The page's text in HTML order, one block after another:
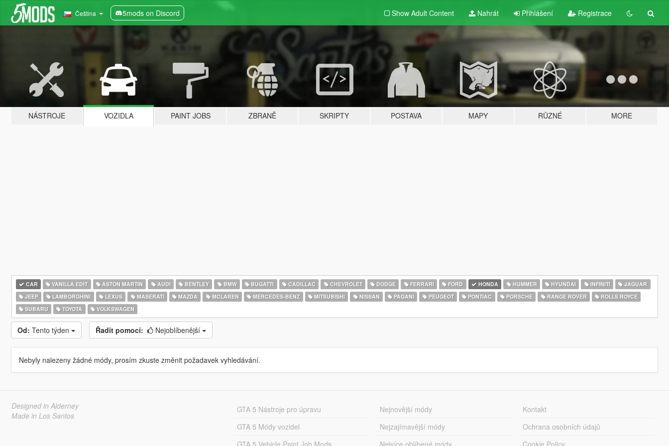
Čeština 5mods on Discord Show Adult Content Nahrát Přihlášení Registrace
NÁSTROJE VOZIDLA PAINT JOBS ZBRANĚ SKRIPTY POSTAVA MAPY RŮZNÉ MORE
CAR VANILLA EDIT ASTON MARTIN AUDI BENTLEY BMW BUGATTI CADILLAC CHEVROLET DODGE FERRARI FORD HONDA HUMMER HYUNDAI INFINITI
JAGUAR
JEEP
LAMBORGHINI LEXUS MASERATI MAZDA MCLAREN MERCEDES-BENZ MITSUBISHI NISSAN PAGANI PEUGEOT PONTIAC PORSCHE RANGE ROVER
ROLLS ROYCE
SUBARU
TOYOTA VOLKSWAGEN
Od: Tento týden Řadit pomocí: Nejoblíbenější
Nebyly nalezeny žádné módy, prosím zkuste změnit požadavek vyhledávání.
Designed in Alderney
Made in Los Santos
GTA 5 Nástroje pro úpravu
GTA 5 Módy vozidel
GTA 5 Vehicle Paint Job Mods
Nejnovější módy
Nejzajímavější módy
Nejvíce oblíbené módy
Kontakt
Ochrana osobních údajů
Cookie Policy